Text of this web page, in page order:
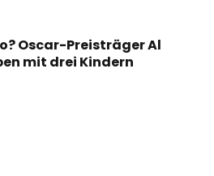
Oscar-Preisträger Al
mit drei Kindern